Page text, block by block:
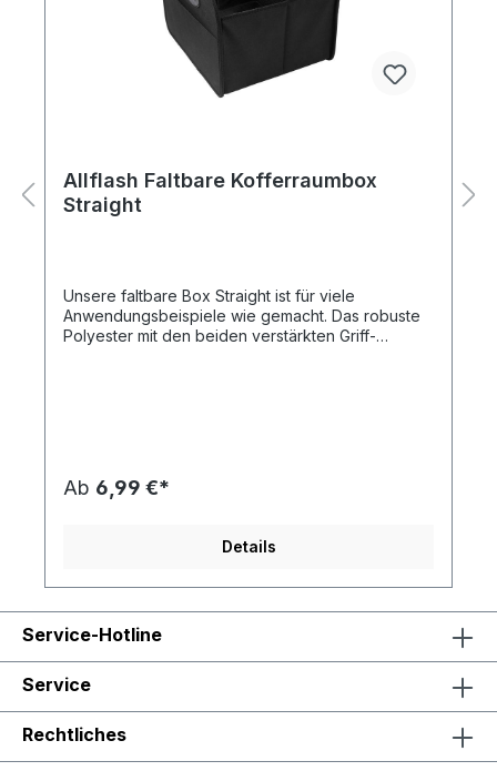
Allflash Faltbare Kofferraumbox
Straight
Unsere faltbare Box Straight ist für viele
Anwendungsbeispiele wie gemacht. Das robuste
Polyester mit den beiden verstärkten Griff-
muss Ihr Motiv weiß unterlegt werden. Dies
Druckfarben silber und gold werden mit einem
Aufpreis von 0,20 € berechnet. NEU IM
Direktdruck (Beispiel in der Bildergalerie), Preise
auf Anfrage - unser Team berät Sie gern!
cm; geöffnet: ca. 26,0 x 32,0 x 26,5 cmmax.
Druckfläche: ca. 20,0 x 8,0 cm, STD1 nur ca.
12,0 x 8,0 cmGewicht: ca. 502
gMaterial: PolyesterDownload
Ab 6,99 €*
Details
Service-Hotline
Service
Rechtliches